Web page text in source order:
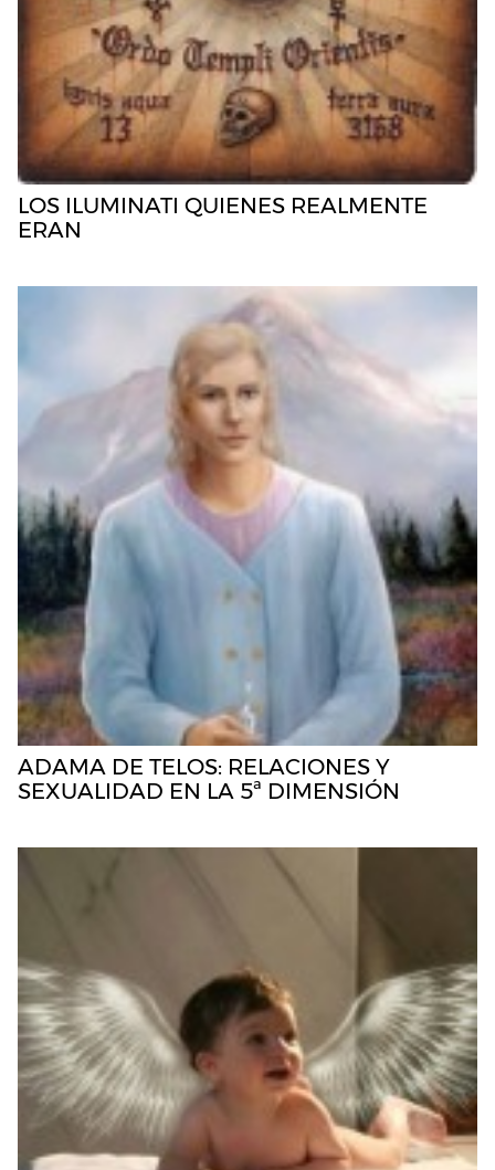
LOS ILUMINATI QUIENES REALMENTE
ERAN
ADAMA DE TELOS: RELACIONES Y
SEXUALIDAD EN LA 5ª DIMENSIÓN